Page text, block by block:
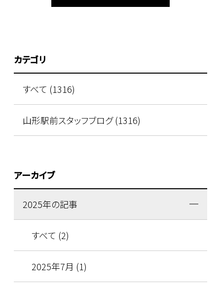
カテゴリ
すべて (1316)
山形駅前スタッフブログ (1316)
アーカイブ
2025年の記事
すべて (2)
2025年7月 (1)